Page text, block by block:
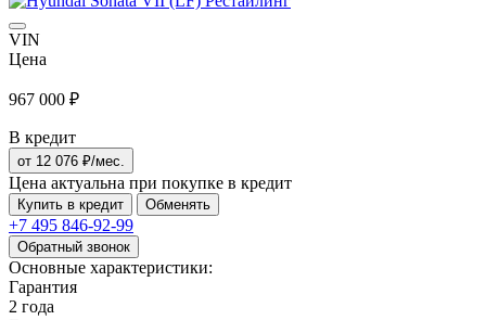
VIN
Цена
967 000 ₽
В кредит
от 12 076 ₽/мес.
Цена актуальна при покупке в кредит
Купить в кредит Обменять
+7 495 846-92-99
Обратный звонок
Основные характеристики:
Гарантия
2 года